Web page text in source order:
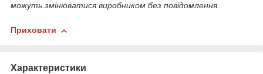
можуть змінюватися виробником без повідомлення.
Приховати
Характеристики